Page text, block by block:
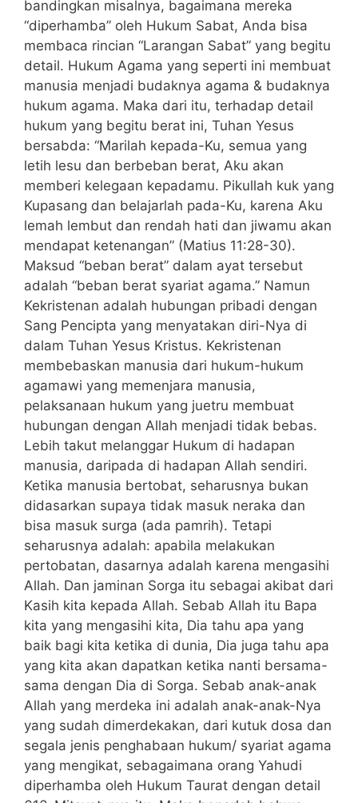
bandingkan misalnya, bagaimana mereka
“diperhamba” oleh Hukum Sabat, Anda bisa
membaca rincian “Larangan Sabat” yang begitu
detail. Hukum Agama yang seperti ini membuat
manusia menjadi budaknya agama & budaknya
hukum agama. Maka dari itu, terhadap detail
hukum yang begitu berat ini, Tuhan Yesus
bersabda: “Marilah kepada-Ku, semua yang
letih lesu dan berbeban berat, Aku akan
memberi kelegaan kepadamu. Pikullah kuk yang
Kupasang dan belajarlah pada-Ku, karena Aku
lemah lembut dan rendah hati dan jiwamu akan
mendapat ketenangan” (Matius 11:28-30).
Maksud “beban berat” dalam ayat tersebut
adalah “beban berat syariat agama.” Namun
Kekristenan adalah hubungan pribadi dengan
Sang Pencipta yang menyatakan diri-Nya di
dalam Tuhan Yesus Kristus. Kekristenan
membebaskan manusia dari hukum-hukum
agamawi yang memenjara manusia,
pelaksanaan hukum yang juetru membuat
hubungan dengan Allah menjadi tidak bebas.
Lebih takut melanggar Hukum di hadapan
manusia, daripada di hadapan Allah sendiri.
Ketika manusia bertobat, seharusnya bukan
didasarkan supaya tidak masuk neraka dan
bisa masuk surga (ada pamrih). Tetapi
seharusnya adalah: apabila melakukan
pertobatan, dasarnya adalah karena mengasihi
Allah. Dan jaminan Sorga itu sebagai akibat dari
Kasih kita kepada Allah. Sebab Allah itu Bapa
kita yang mengasihi kita, Dia tahu apa yang
baik bagi kita ketika di dunia, Dia juga tahu apa
yang kita akan dapatkan ketika nanti bersama-
sama dengan Dia di Sorga. Sebab anak-anak
Allah yang merdeka ini adalah anak-anak-Nya
yang sudah dimerdekakan, dari kutuk dosa dan
segala jenis penghabaan hukum/ syariat agama
yang mengikat, sebagaimana orang Yahudi
diperhamba oleh Hukum Taurat dengan detail